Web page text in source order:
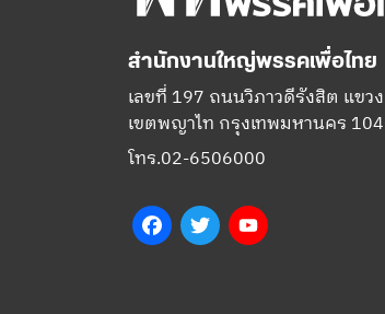
สำนักงานใหญ่พรรคเพื่อไทย
เลขที่ 197 ถนนวิภาวดีรังสิต แขว
เขตพญาไท กรุงเทพมหานคร
โทร.02-6506000
FacebookTwitter